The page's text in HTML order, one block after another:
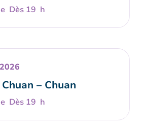
Dès 19 h
– Chuan
Dès 19 h